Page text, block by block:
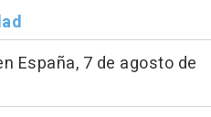
España, 7 de agosto de